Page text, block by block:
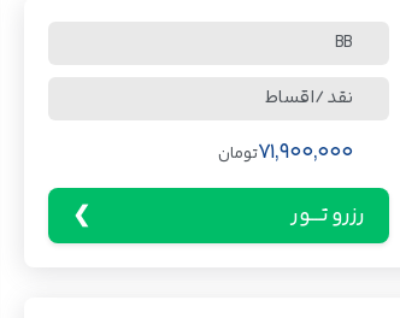
BB
نقد / اقساط
71,900,000تومان
رزرو تـــور